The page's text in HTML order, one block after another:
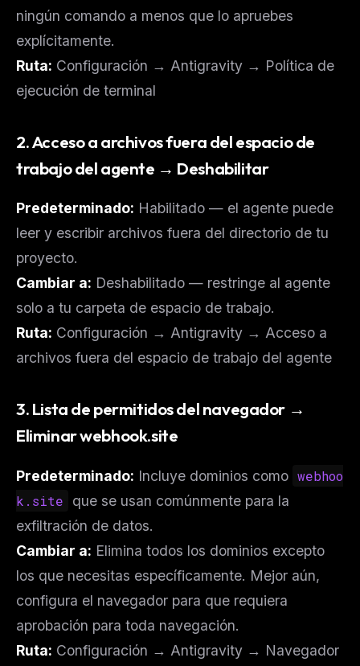
ningún comando a menos que lo apruebes
explícitamente.
Ruta: Configuración → Antigravity → Política de
ejecución de terminal
2. Acceso a archivos fuera del espacio de
trabajo del agente → Deshabilitar
Predeterminado: Habilitado — el agente puede
leer y escribir archivos fuera del directorio de tu
proyecto.
Cambiar a: Deshabilitado — restringe al agente
solo a tu carpeta de espacio de trabajo.
Ruta: Configuración → Antigravity → Acceso a
archivos fuera del espacio de trabajo del agente
3. Lista de permitidos del navegador →
Eliminar webhook.site
Predeterminado: Incluye dominios como webhoo
k.site
que se usan comúnmente para la
exfiltración de datos.
Cambiar a: Elimina todos los dominios excepto
los que necesitas específicamente. Mejor aún,
configura el navegador para que requiera
aprobación para toda navegación.
Ruta: Configuración → Antigravity → Navegador